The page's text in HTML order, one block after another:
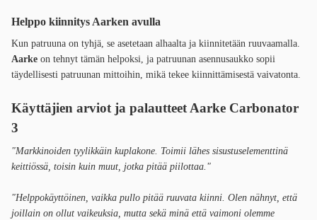
Helppo kiinnitys Aarken avulla
Kun patruuna on tyhjä, se asetetaan alhaalta ja kiinnitetään ruuvaamalla.
Aarke on tehnyt tämän helpoksi, ja patruunan asennusaukko sopii
täydellisesti patruunan mittoihin, mikä tekee kiinnittämisestä vaivatonta.
Käyttäjien arviot ja palautteet Aarke Carbonator
3
"Markkinoiden tyylikkäin kuplakone. Toimii lähes sisustuselementtinä
keittiössä, toisin kuin muut, jotka pitää piilottaa."
"Helppokäyttöinen, vaikka pullo pitää ruuvata kiinni. Olen nähnyt, että
joillain on ollut vaikeuksia, mutta sekä minä että vaimoni olemme